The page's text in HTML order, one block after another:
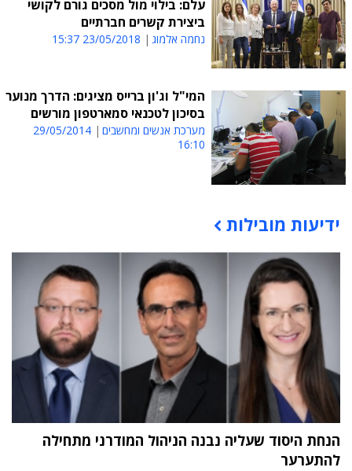
עלם: בילוי מול מסכים גורם לקושי
ביצירת קשרים חברתיים
נחמה אלמוג 23/05/2018 15:37
המי"ל וג'ון ברייס מציגים: הדרך מנוער
בסיכון לטכנאי סמארטפון מורשים
מערכת אנשים ומחשבים
29/05/2014
16:10
תוכן פרסומי
ידיעות מובילות
הנחת היסוד שעליה נבנה הניהול המודרני מתחילה
להתערער